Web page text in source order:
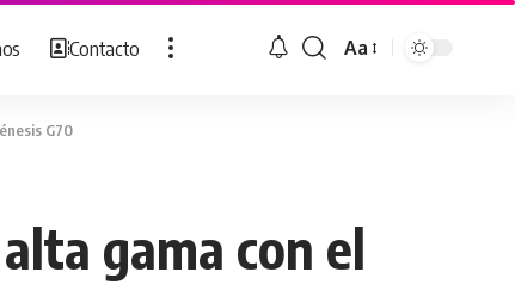
Contacto
Cambiar
Aa
G70
gama con el